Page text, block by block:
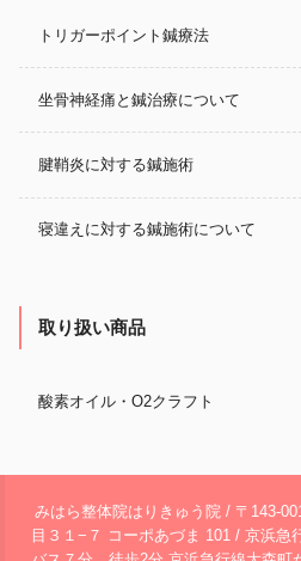
トリガーポイント鍼療法
坐骨神経痛と鍼治療について
腱鞘炎に対する鍼施術
寝違えに対する鍼施術について
取り扱い商品
酸素オイル・O2クラフト
みはら整体院はりきゅう院 / 〒
目３１−７ コーポあづま 101 / 京浜急